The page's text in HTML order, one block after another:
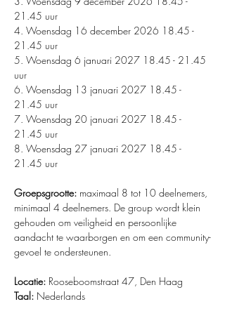
21.45 uur
4.⁠ ⁠Woensdag 16 december 2026 18.45 -
21.45 uur
5.⁠ ⁠Woensdag 6 januari 2027 18.45 - 21.45
uur
6.⁠ ⁠Woensdag 13 januari 2027 18.45 -
21.45 uur
7.⁠ ⁠Woensdag 20 januari 2027 18.45 -
21.45 uur
8.⁠ ⁠Woensdag 27 januari 2027 18.45 -
21.45 uur
Groepsgrootte: maximaal 8 tot 10 deelnemers,
minimaal 4 deelnemers. De group wordt klein
gehouden om veiligheid en persoonlijke
aandacht te waarborgen en om een community-
gevoel te ondersteunen.
Locatie: Rooseboomstraat 47, Den Haag
Taal: Nederlands